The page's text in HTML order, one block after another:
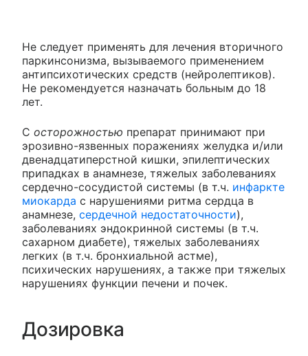
Не следует применять для лечения вторичного
паркинсонизма, вызываемого применением
антипсихотических средств (нейролептиков).
Не рекомендуется назначать больным до 18
лет.
С осторожностью препарат принимают при
эрозивно-язвенных поражениях желудка и/или
двенадцатиперстной кишки, эпилептических
припадках в анамнезе, тяжелых заболеваниях
сердечно-сосудистой системы (в т.ч. инфаркте
миокарда с нарушениями ритма сердца в
анамнезе, сердечной недостаточности),
заболеваниях эндокринной системы (в т.ч.
сахарном диабете), тяжелых заболеваниях
легких (в т.ч. бронхиальной астме),
психических нарушениях, а также при тяжелых
нарушениях функции печени и почек.
Дозировка